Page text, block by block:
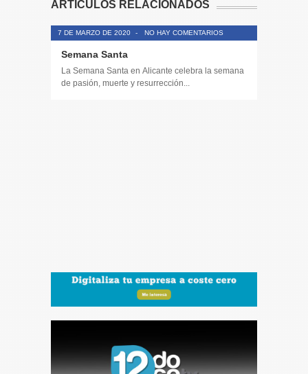
ARTÍCULOS RELACIONADOS
7 DE MARZO DE 2020 - NO HAY COMENTARIOS
Semana Santa
La Semana Santa en Alicante celebra la semana
de pasión, muerte y resurrección...